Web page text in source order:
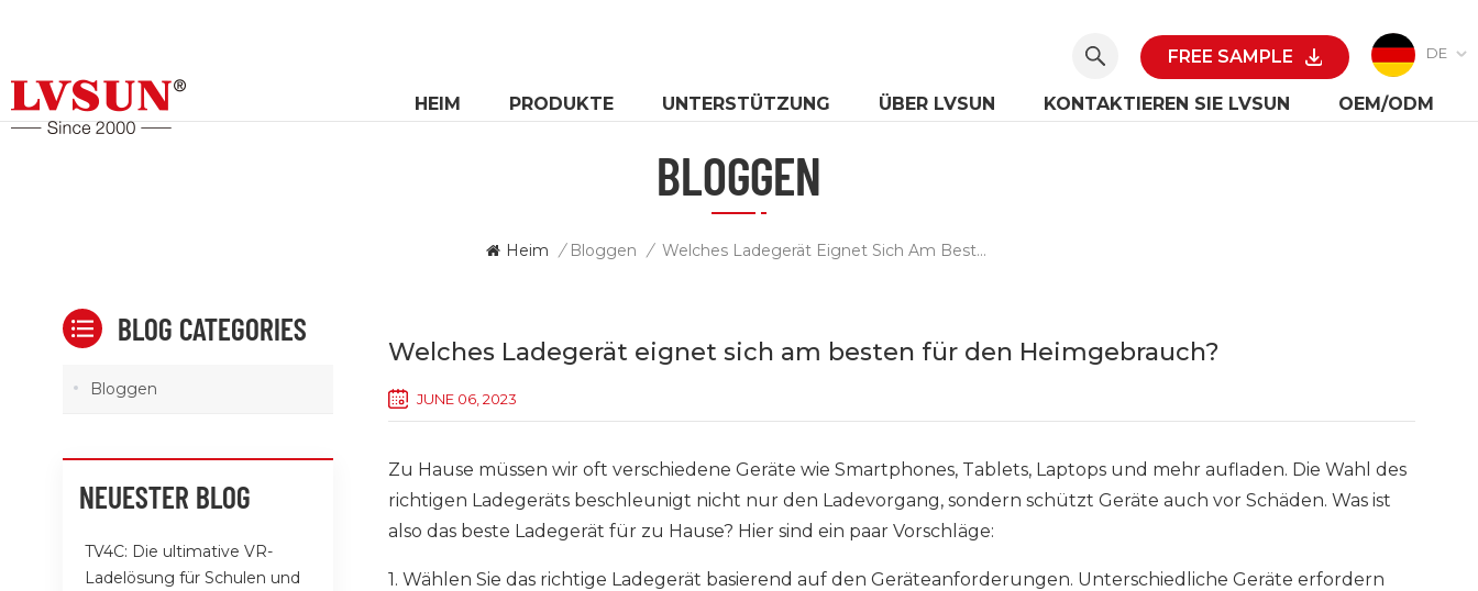
DE
FREE SAMPLE
HEIM PRODUKTE UNTERSTÜTZUNG ÜBER LVSUN KONTAKTIEREN SIE LVSUN OEM/ODM
BLOGGEN
Heim / Bloggen / Welches Ladegerät Eignet Sich Am Besten Für Den Heimgebrauch?
Welches Ladegerät eignet sich am besten für den Heimgebrauch?
JUNE 06, 2023
Zu Hause müssen wir oft verschiedene Geräte wie Smartphones, Tablets, Laptops und mehr aufladen. Die Wahl des
richtigen Ladegeräts beschleunigt nicht nur den Ladevorgang, sondern schützt Geräte auch vor Schäden. Was ist
also das beste Ladegerät für zu Hause? Hier sind ein paar Vorschläge:
1. Wählen Sie das richtige Ladegerät basierend auf den Geräteanforderungen. Unterschiedliche Geräte erfordern
BLOG CATEGORIES
Bloggen
NEUESTER BLOG
TV4C: Die ultimative VR-
Ladelösung für Schulen und